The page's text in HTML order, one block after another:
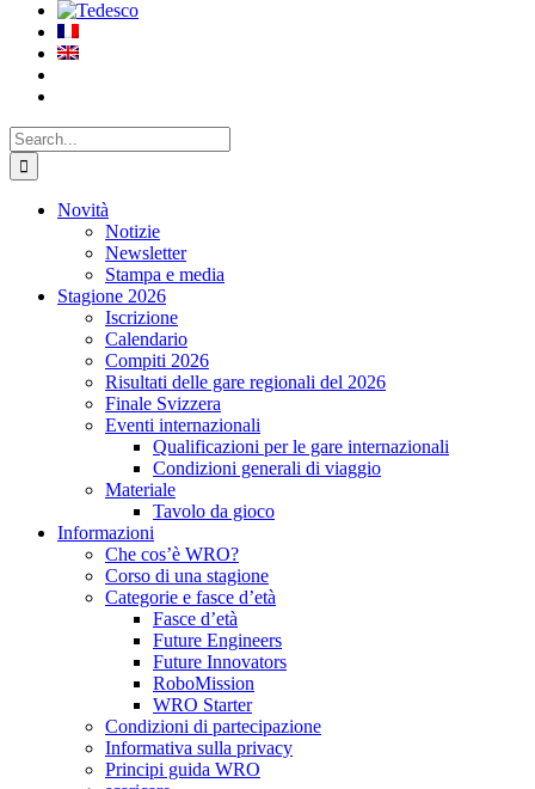
Search
for:
Novità
Notizie
Newsletter
Stampa e media
Stagione 2026
Iscrizione
Calendario
Compiti 2026
Risultati delle gare regionali del 2026
Finale Svizzera
Eventi internazionali
Qualificazioni per le gare internazionali
Condizioni generali di viaggio
Materiale
Tavolo da gioco
Informazioni
Che cos’è WRO?
Corso di una stagione
Categorie e fasce d’età
Fasce d’età
Future Engineers
Future Innovators
RoboMission
WRO Starter
Condizioni di partecipazione
Informativa sulla privacy
Principi guida WRO